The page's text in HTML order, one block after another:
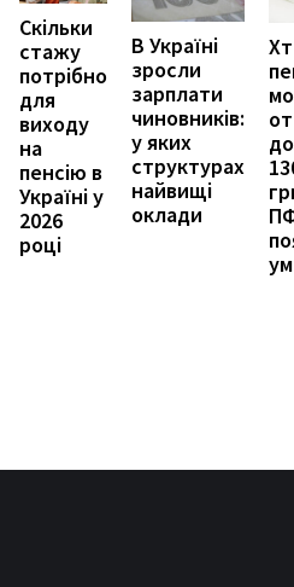
Скільки
стажу
потрібно
для
виходу
на
пенсію в
Україні у
2026
році
В Україні
зросли
зарплати
чиновників:
у яких
структурах
найвищі
оклади